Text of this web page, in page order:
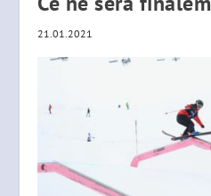
21.01.2021